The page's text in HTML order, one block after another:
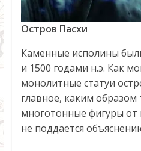
Остров Пасхи
Каменные исполины
и 1500 годами н.э. Как
монолитные статуи
главное, каким
многотонные фигуры
не поддается